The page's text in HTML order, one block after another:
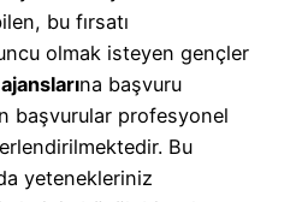
bu fırsatı
olmak isteyen gençler
na başvuru
başvurular profesyonel
Bu
yetenekleriniz